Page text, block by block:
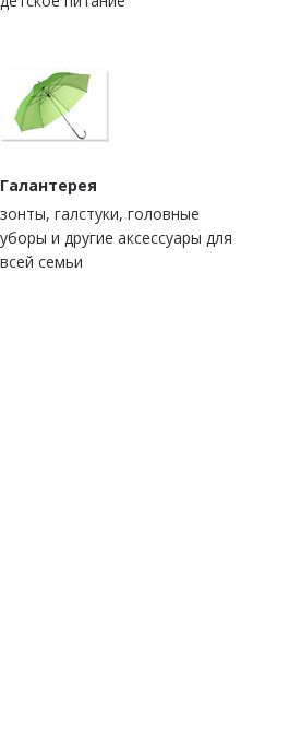
Галантерея
зонты, галстуки, головные
уборы и другие аксессуары для
всей семьи